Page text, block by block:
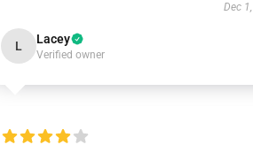
Dec
L Lacey
Verified owner